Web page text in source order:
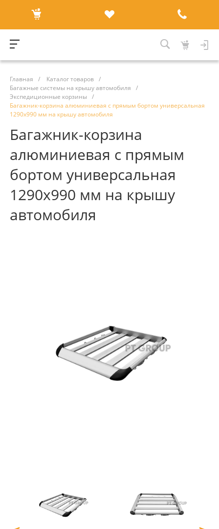
Главная / Каталог товаров /
Багажные системы на крышу автомобиля
/
Экспедиционные корзины
/
Багажник-корзина алюминиевая с прямым бортом универсальная
1290х990 мм на крышу автомобиля
Багажник-корзина
алюминиевая с прямым
бортом универсальная
1290х990 мм на крышу
автомобиля